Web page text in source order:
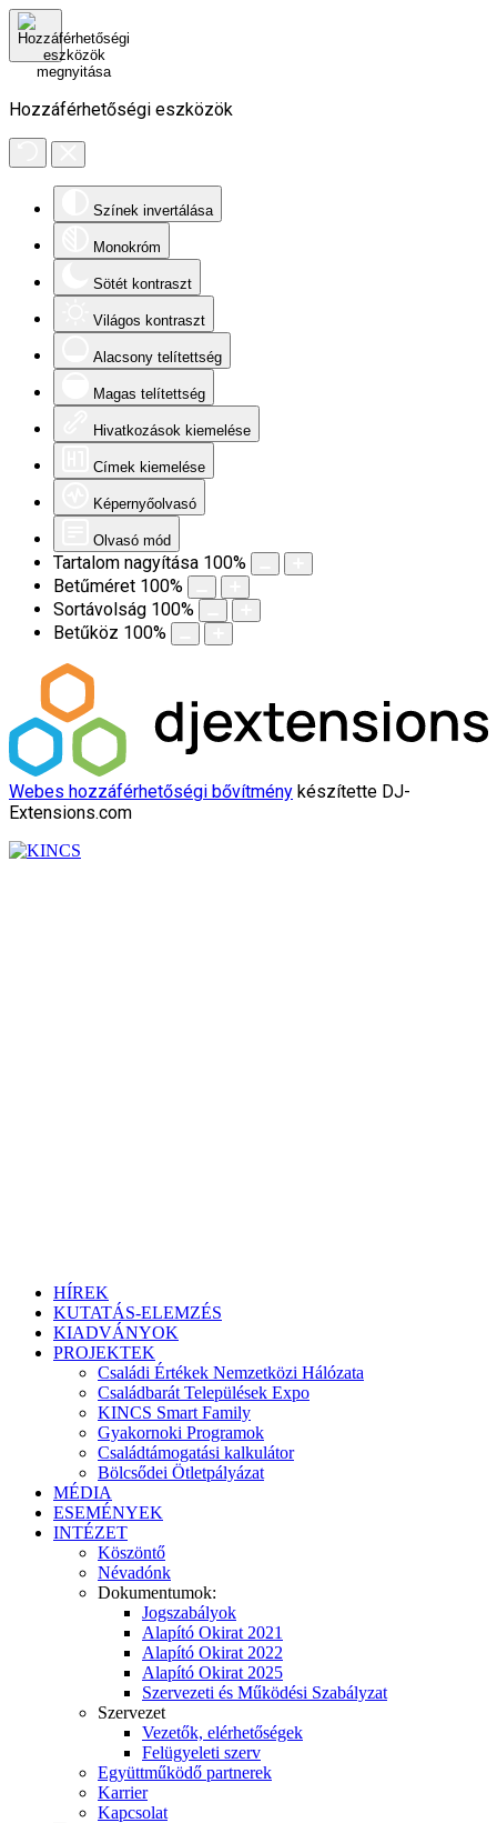
Hozzáférhetőségi eszközök
Színek invertálása
Monokróm
Sötét kontraszt
Világos kontraszt
Alacsony telítettség
Magas telítettség
Hivatkozások kiemelése
Címek kiemelése
Képernyőolvasó
Olvasó mód
Tartalom nagyítása 100%
Betűméret 100%
Sortávolság 100%
Betűköz 100%
Webes hozzáférhetőségi bővítmény készítette DJ-
Extensions.com
HÍREK
KUTATÁS-ELEMZÉS
KIADVÁNYOK
PROJEKTEK
Családi Értékek Nemzetközi Hálózata
Családbarát Települések Expo
KINCS Smart Family
Gyakornoki Programok
Családtámogatási kalkulátor
Bölcsődei Ötletpályázat
MÉDIA
ESEMÉNYEK
INTÉZET
Köszöntő
Névadónk
Dokumentumok:
Jogszabályok
Alapító Okirat 2021
Alapító Okirat 2022
Alapító Okirat 2025
Szervezeti és Működési Szabályzat
Szervezet
Vezetők, elérhetőségek
Felügyeleti szerv
Együttműködő partnerek
Karrier
Kapcsolat